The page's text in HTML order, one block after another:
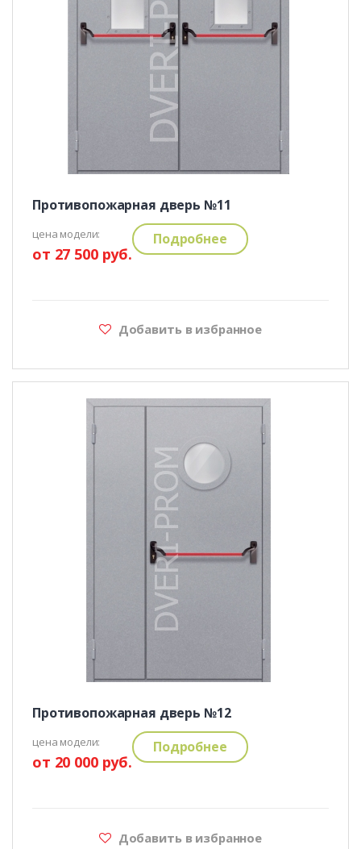
Противопожарная дверь №11
цена модели:
от 27 500 руб.
Подробнее
Добавить в избранное
Противопожарная дверь №12
цена модели:
от 20 000 руб.
Подробнее
Добавить в избранное